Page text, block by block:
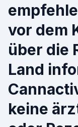
vor dem
über die
Land
keine